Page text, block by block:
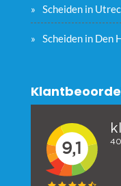
Scheiden in
Scheiden in Den